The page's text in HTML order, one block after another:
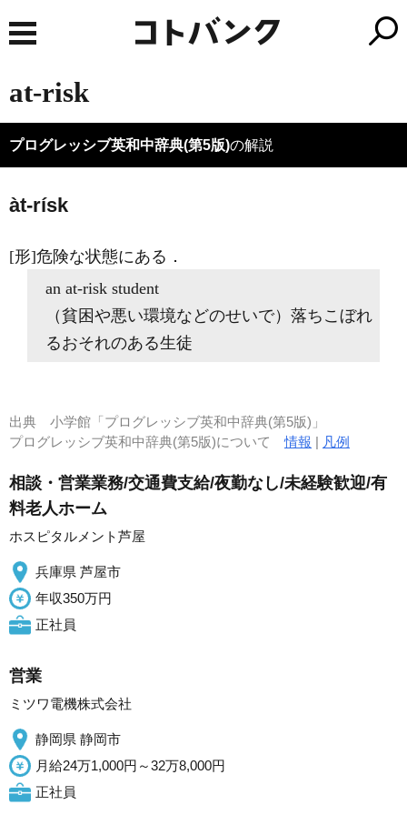
at-risk
プログレッシブ英和中辞典(第5版)の解説
àt-rísk
[形]危険な状態にある ．
an at-risk student
（貧困や悪い環境などのせいで）落ちこぼれ
るおそれのある生徒
出典 小学館「プログレッシブ英和中辞典(第5版)」
プログレッシブ英和中辞典(第5版)について情報 | 凡例
相談・営業業務/交通費支給/夜勤なし/未経験歓迎/有
料老人ホーム
ホスピタルメント芦屋
兵庫県 芦屋市
年収350万円
正社員
営業
ミツワ電機株式会社
静岡県 静岡市
月給24万1,000円～32万8,000円
正社員